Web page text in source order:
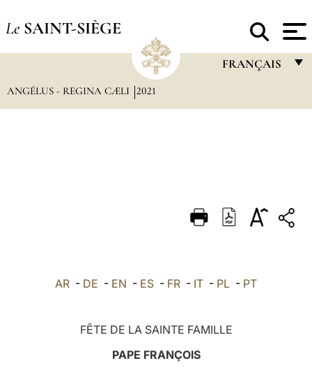
Le SAINT-SIÈGE
FRANÇAIS
DEUTSCH
العربيّة
LATINE
ANGÉLUS - REGINA CÆLI 2021
AR - DE - EN - ES - FR - IT - PL - PT
FÊTE DE LA SAINTE FAMILLE
PAPE FRANÇOIS